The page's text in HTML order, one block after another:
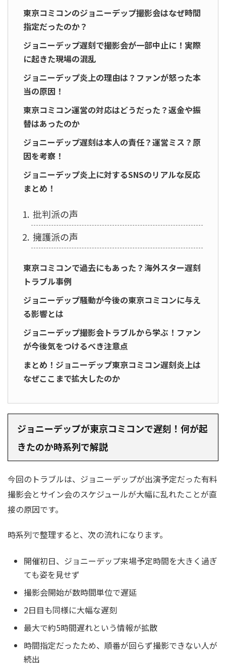
東京コミコンのジョニーデップ撮影会はなぜ時間
指定だったのか？
ジョニーデップ遅刻で撮影会が一部中止に！実際
に起きた現場の混乱
ジョニーデップ炎上の理由は？ファンが怒った本
当の原因！
東京コミコン運営の対応はどうだった？返金や振
替はあったのか
ジョニーデップ遅刻は本人の責任？運営ミス？原
因を考察！
ジョニーデップ炎上に対するSNSのリアルな反応
まとめ！
批判派の声
擁護派の声
東京コミコンで過去にもあった？海外スター遅刻
トラブル事例
ジョニーデップ騒動が今後の東京コミコンに与え
る影響とは
ジョニーデップ撮影会トラブルから学ぶ！ファン
が今後気をつけるべき注意点
まとめ！ジョニーデップ東京コミコン遅刻炎上は
なぜここまで拡大したのか
ジョニーデップが東京コミコンで遅刻！何が起
きたのか時系列で解説
今回のトラブルは、ジョニーデップが出演予定だった有料
撮影会とサイン会のスケジュールが大幅に乱れたことが直
接の原因です。
時系列で整理すると、次の流れになります。
開催初日、ジョニーデップ来場予定時間を大きく過ぎ
ても姿を見せず
撮影会開始が数時間単位で遅延
2日目も同様に大幅な遅刻
最大で約5時間遅れという情報が拡散
時間指定だったため、順番が回らず撮影できない人が
続出